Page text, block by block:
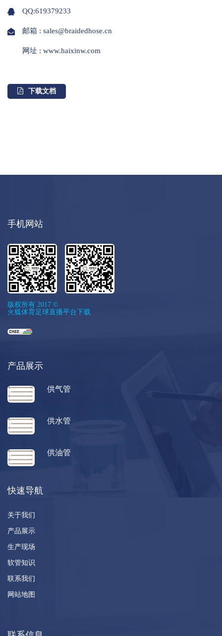
QQ:619379233
邮箱 : sales@braidedhose.cn
网址 : www.haixinw.com
下载文档
手机网站
版权所有 2017 ©
火狐体育足球直播平台下载
产品展示
供气管
供水管
供油管
快速导航
关于我们
产品展示
生产现场
软管知识
联系我们
网站地图